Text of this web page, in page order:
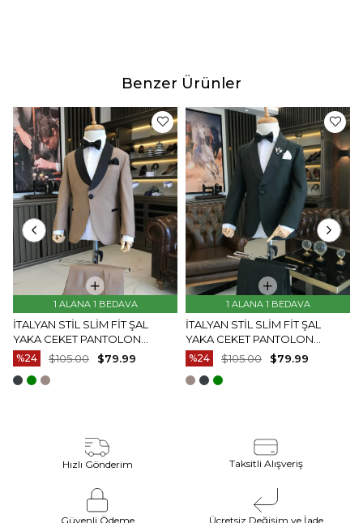
Benzer Ürünler
1 ALANA 1 BEDAVA
İTALYAN STIL SLIM FIT ŞAL
YAKA CEKET PANTOLON
ÇOCUK SMOKIN SET VIZON
T8825
%24 $79.99
$105.00
1 ALANA 1 BEDAVA
İTALYAN STIL SLIM FIT ŞAL
YAKA CEKET PANTOLON
ÇOCUK SMOKIN SET YEŞIL
T8821
%24 $79.99
$105.00
Hızlı Gönderim Taksitli Alışveriş
Güvenli Ödeme Ücretsiz Değişim ve İade